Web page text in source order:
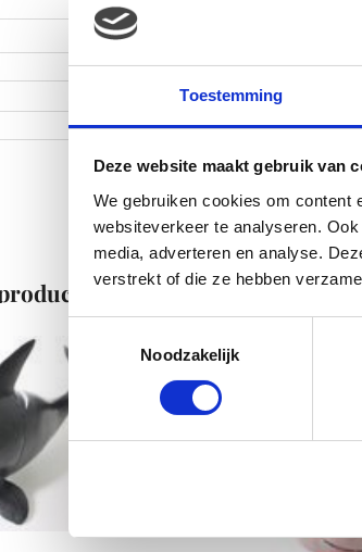
Toestemming
Deze website maakt gebruik van
We gebruiken cookies om content
websiteverkeer te analyseren.
media, adverteren en analyse.
verstrekt of die ze hebben
Noodzakelijk